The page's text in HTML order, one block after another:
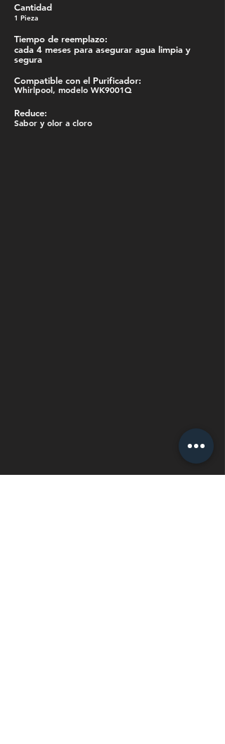
Cantidad
1 Pieza
Tiempo de reemplazo:
cada 4 meses para asegurar agua limpia y
segura
Compatible con el Purificador:
Whirlpool, modelo WK9001Q
Reduce:
Sabor y olor a cloro